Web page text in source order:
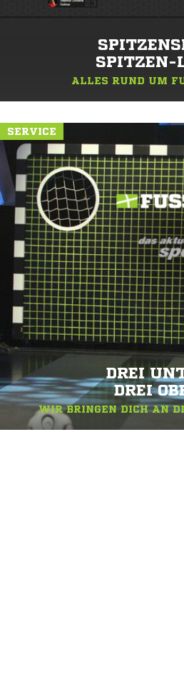
SPITZEN-
ALLES RUND UM
SERVICE
DREI
DREI
WIR BRINGEN DICH AN